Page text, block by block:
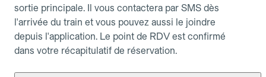
sortie principale. Il vous contactera par SMS dès
l'arrivée du train et vous pouvez aussi le joindre
depuis l'application. Le point de RDV est confirmé
dans votre récapitulatif de réservation.